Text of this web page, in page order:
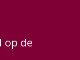
op de